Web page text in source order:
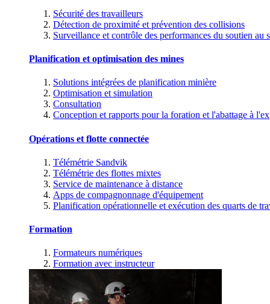
Sécurité des travailleurs
Détection de proximité et prévention des collisions
Surveillance et contrôle des performances du soutien au
Planification et optimisation des mines
Solutions intégrées de planification minière
Optimisation et simulation
Consultation
Conception et rapports pour la foration et l'abattage à
Opérations et flotte connectée
Télémétrie Sandvik
Télémétrie des flottes mixtes
Service de maintenance à distance
Apps de compagnonnage d'équipement
Planification opérationnelle et exécution des quarts de
Formation
Formateurs numériques
Formation avec instructeur